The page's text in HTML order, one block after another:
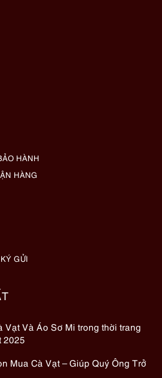
HÀNH
HÀNG
GỬI
Vạt Và Áo Sơ Mi trong thời trang
2025
Mua Cà Vạt – Giúp Quý Ông Trở